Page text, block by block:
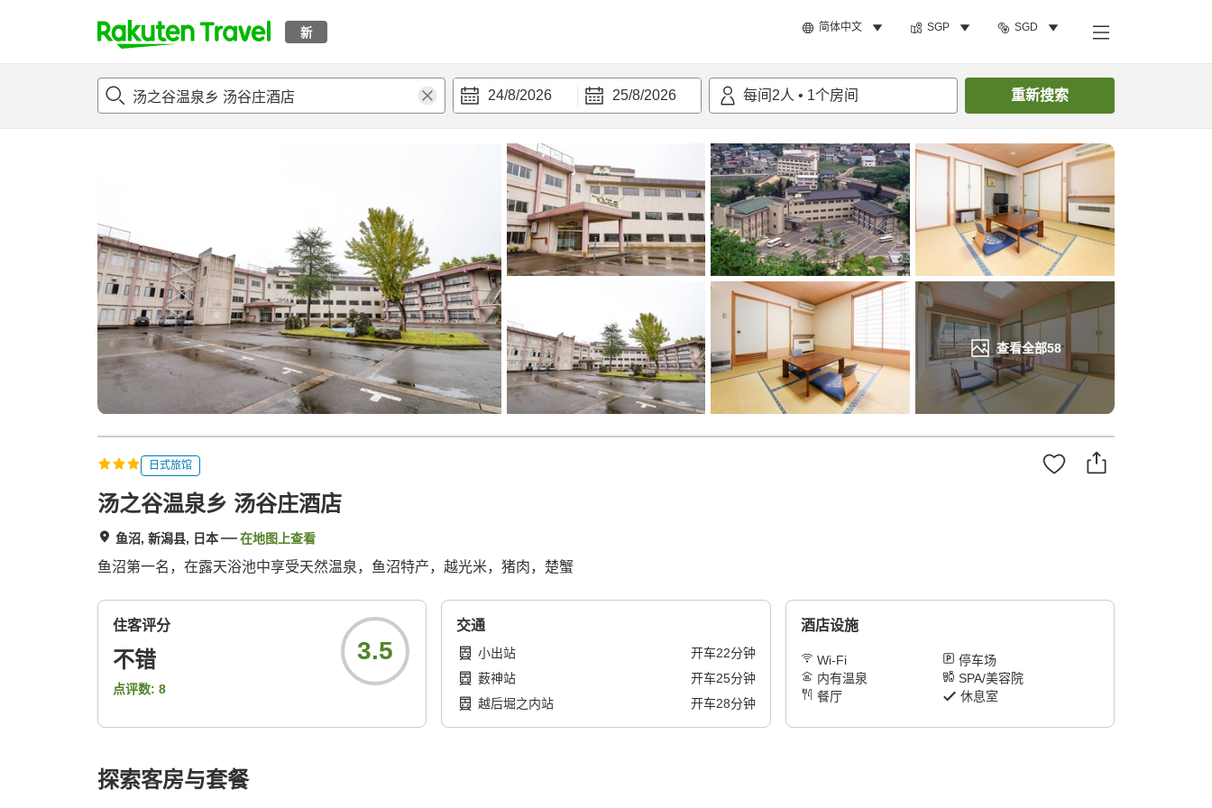
新 简体中文 SGP SGD
t
p
s
e
a
r
c
h
24/8/2026 25/8/2026 每间 2人 • 1个房间 重新搜索
查看全部58
概况 客房及住宿套餐评论设施 搜索客房
日式旅馆
汤之谷温泉乡 汤谷庄酒店
鱼沼, 新潟县, 日本 在地图上查看
鱼沼第一名，在露天浴池中享受天然温泉，鱼沼特产，越光米，猪肉，楚蟹
住客评分
不错
点评数: 8
3.5
交通
小出站 开车22分钟
薮神站
开车25分钟
越后堀之内站
开车28分钟
酒店设施
Wi-Fi
停车场
内有温泉
SPA/美容院
餐厅
休息室
探索客房与套餐